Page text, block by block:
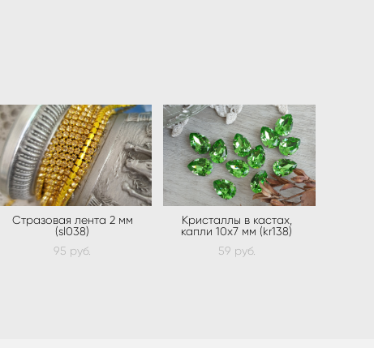
Стразовая лента 2 мм
(sl038)
95 pуб.
Кристаллы в кастах,
капли 10х7 мм (kr138)
59 pуб.